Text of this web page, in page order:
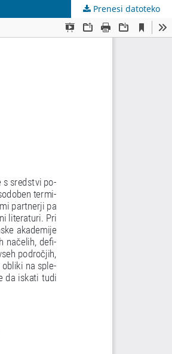
Prenesi datoteko